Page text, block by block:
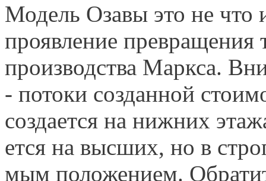
Модель Озавы это не что
проявление превращения
производства Маркса.
- потоки созданной
создается на нижних
ется на высших, но в
мым положением.